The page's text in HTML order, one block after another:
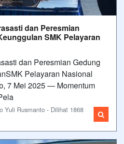
dan Peresmian
SMK Pelayaran
dan Peresmian Gedung
Pelayaran Nasional
7 Mei 2025 — Momentum
Yuli Rusmanto - Dilihat 1868